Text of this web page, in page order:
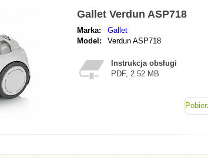
Gallet Verdun ASP718
Marka:
Gallet
Model:
Verdun ASP718
Instrukcja obsługi
PDF, 2.52 MB